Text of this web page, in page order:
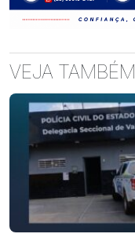
VEJA TAMBÉM